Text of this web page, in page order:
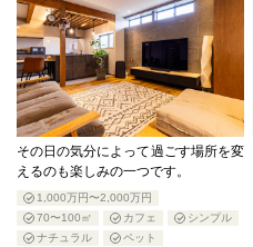
その日の気分によって過ごす場所を変
えるのも楽しみの一つです。
1,000万円〜2,000万円
70〜100㎡
カフェ
シンプル
ナチュラル
ペット